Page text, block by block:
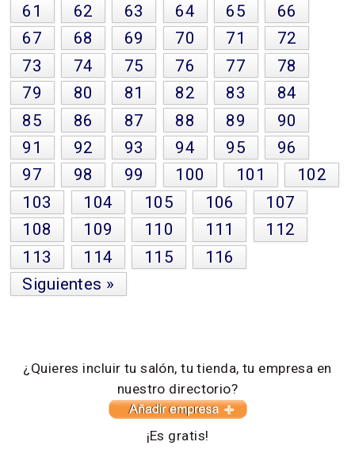
61
62 63 64 65
66
67
68 69 70 71
72
73
74 75 76 77
78
79
80 81 82 83
84
85
86 87 88 89
90
91
92 93 94 95
96
97
98 99 100 101
102
103
104 105 106
107
108
109 110 111
112
113
114 115
116
Siguientes »
¿Quieres incluir tu salón, tu tienda, tu empresa en
nuestro directorio?
¡Es gratis!